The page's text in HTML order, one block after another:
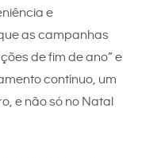
e
as campanhas
de fim de ano” e
contínuo, um
e não só no Natal